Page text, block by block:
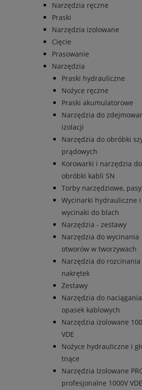
Narzędzia ręczne
Praski
Narzędzia izolowane
Cięcie
Prasowanie
Narzędzia
Praski hydrauliczne
Nożyce ręczne
Praski akumulatorowe
Narzędzia do
izolacji
Narzędzia do obróbki
prądowych
Korowarki i narzędzia do
obróbki kabli SN
Torby narzędziowe,
Wycinarki hydrauliczne i
wycinaki do blach
Narzędzia - zestawy
Narzędzia do wycinania
otworów w tworzywach
Narzędzia do rozcinania
nakrętek
Zestawy
Narzędzia do naciągania
opasek kablowych
Narzędzia izolowane
VDE
Nożyce hydrauliczne i
tnące
Narzędzia Izolowane
profesjonalne 1000V